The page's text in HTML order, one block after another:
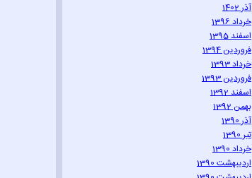
آذر 1402
خرداد 1396
اسفند 1395
فروردین 1394
خرداد 1393
فروردین 1393
اسفند 1392
بهمن 1392
آذر 1390
تیر 1390
خرداد 1390
اردیبهشت 1390